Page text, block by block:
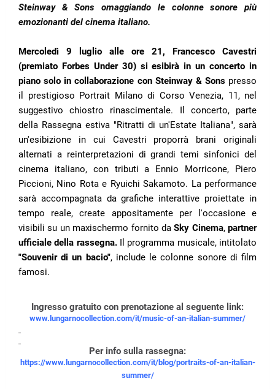
Steinway & Sons omaggiando le colonne sonore più
emozionanti del cinema italiano.
Mercoledì 9 luglio alle ore 21, Francesco Cavestri
(premiato Forbes Under 30) si esibirà in un concerto in
piano solo in collaborazione con Steinway & Sons presso
il prestigioso Portrait Milano di Corso Venezia, 11, nel
suggestivo chiostro rinascimentale. Il concerto, parte
della Rassegna estiva "Ritratti di un'Estate Italiana", sarà
un'esibizione in cui Cavestri proporrà brani originali
alternati a reinterpretazioni di grandi temi sinfonici del
cinema italiano, con tributi a Ennio Morricone, Piero
Piccioni, Nino Rota e Ryuichi Sakamoto. La performance
sarà accompagnata da grafiche interattive proiettate in
tempo reale, create appositamente per l'occasione e
visibili su un maxischermo fornito daSky Cinema, partner
ufficiale della rassegna.Il programma musicale, intitolato
"Souvenir di un bacio", include le colonne sonore di film
famosi.
Ingresso gratuito con prenotazione al seguente link:
www.lungarnocollection.com/it/music-of-an-italian-summer/
Per info sulla rassegna:
https://www.lungarnocollection.com/it/blog/portraits-of-an-italian-
summer/